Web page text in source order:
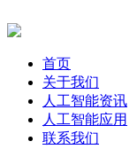
首页
关于我们
人工智能资讯
人工智能应用
联系我们